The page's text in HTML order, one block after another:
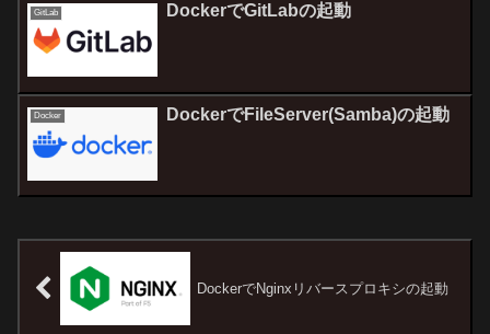
GitLab DockerでGitLabの起動
Docker DockerでFileServer(Samba)の起動
DockerでNginxリバースプロキシの起動